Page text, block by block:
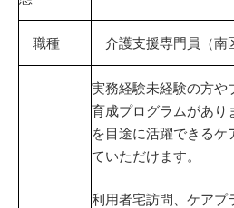
職種 介護支援専門員（南
実務経験未経験の方や
育成プログラムがあり
を目途に活躍できるケ
ていただけます。
利用者宅訪問、ケアプ